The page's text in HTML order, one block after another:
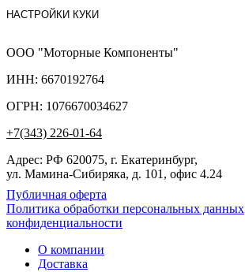
НАСТРОЙКИ КУКИ
ООО "Моторные Компоненты"
ИНН: 6670192764
ОГРН: 1076670034627
+7(343) 226-01-64
Адрес: РФ 620075, г. Екатеринбург,
ул. Мамина-Сибиряка, д. 101, офис 4.24
Публичная оферта
Политика обработки персональных данных
конфиденциальности
О компании
Доставка